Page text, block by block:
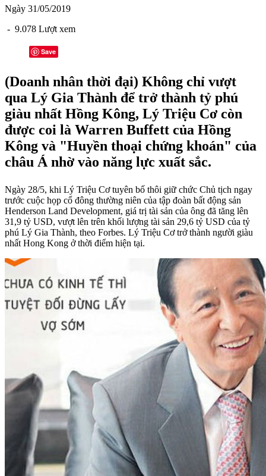
Ngày 31/05/2019
- 9.078 Lượt xem
Save
(Doanh nhân thời đại) Không chỉ vượt
qua Lý Gia Thành để trở thành tỷ phú
giàu nhất Hồng Kông, Lý Triệu Cơ còn
được coi là Warren Buffett của Hồng
Kông và "Huyền thoại chứng khoán" của
châu Á nhờ vào năng lực xuất sắc.
Ngày 28/5, khi Lý Triệu Cơ tuyên bố thôi giữ chức Chủ tịch ngay
trước cuộc họp cổ đông thường niên của tập đoàn bất động sản
Henderson Land Development, giá trị tài sản của ông đã tăng lên
31,9 tỷ USD, vượt lên trên khối lượng tài sản 29,6 tỷ USD của tỷ
phú Lý Gia Thành, theo Forbes. Lý Triệu Cơ trở thành người giàu
nhất Hong Kong ở thời điểm hiện tại.